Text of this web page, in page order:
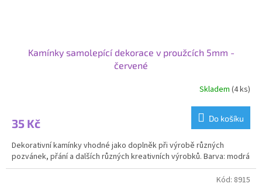
Kamínky samolepící dekorace v proužcích 5mm -
červené
Skladem (4 ks)
35 Kč Do košíku
Dekorativní kamínky vhodné jako doplněk při výrobě různých
pozvánek, přání a dalších různých kreativních výrobků. Barva: modrá
Kód: 8915